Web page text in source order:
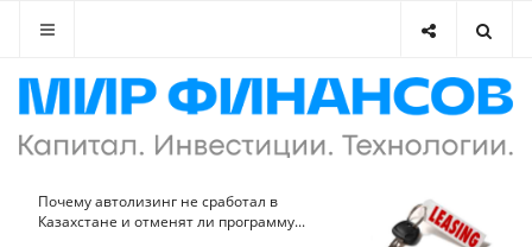
Почему автолизинг не сработал в
Казахстане и отменят ли программу...